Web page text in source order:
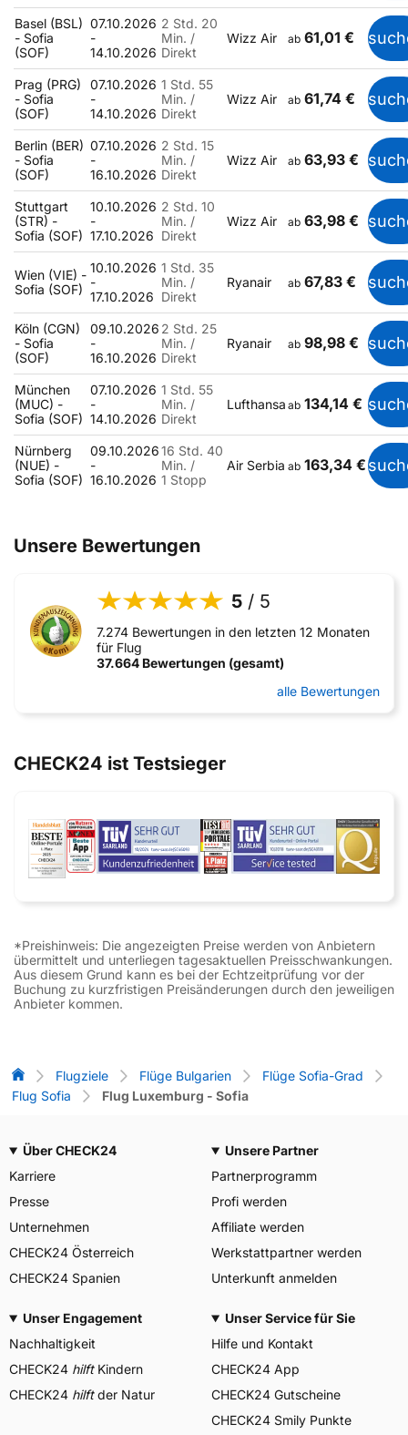
Basel (BSL)
- Sofia
(SOF)
07.10.2026
-
14.10.2026
2 Std. 20
Min. /
Direkt
Wizz Air ab 61,01 €
Prag (PRG)
- Sofia
(SOF)
07.10.2026
-
14.10.2026
1 Std. 55
Min. /
Direkt
Wizz Air ab 61,74 €
Berlin (BER)
- Sofia
(SOF)
07.10.2026
-
16.10.2026
2 Std. 15
Min. /
Direkt
Wizz Air ab 63,93 €
Stuttgart
(STR) -
Sofia (SOF)
10.10.2026
-
17.10.2026
2 Std. 10
Min. /
Direkt
Wizz Air ab 63,98 €
Wien (VIE) -
Sofia (SOF)
10.10.2026
-
17.10.2026
1 Std. 35
Min. /
Direkt
Ryanair ab 67,83 €
Köln (CGN)
- Sofia
(SOF)
09.10.2026
-
16.10.2026
2 Std. 25
Min. /
Direkt
Ryanair ab 98,98 €
München
(MUC) -
Sofia (SOF)
07.10.2026
-
14.10.2026
1 Std. 55
Min. /
Direkt
Lufthansa ab 134,14 €
Nürnberg
(NUE) -
Sofia (SOF)
09.10.2026
-
16.10.2026
16 Std. 40
Min. /
1 Stopp
Air Serbia ab 163,34 €
Unsere Bewertungen
5 / 5
7.274 Bewertungen in den letzten 12 Monaten
für Flug
37.664 Bewertungen (gesamt)
alle Bewertungen
CHECK24 ist Testsieger
*Preishinweis: Die angezeigten Preise werden von Anbietern
übermittelt und unterliegen tagesaktuellen Preisschwankungen.
Aus diesem Grund kann es bei der Echtzeitprüfung vor der
Buchung zu kurzfristigen Preisänderungen durch den jeweiligen
Anbieter kommen.
Flug-Vergleich
Flugziele Flüge Bulgarien
Flüge Sofia-Grad
Flug Sofia
Flug Luxemburg - Sofia
Über CHECK24
Karriere
Presse
Unternehmen
CHECK24 Österreich
CHECK24 Spanien
Unsere Partner
Partnerprogramm
Profi werden
Affiliate werden
Werkstattpartner werden
Unterkunft anmelden
Unser Engagement
Nachhaltigkeit
CHECK24 hilftKindern
CHECK24 hilftder Natur
Unser Service für Sie
Hilfe und Kontakt
CHECK24 App
CHECK24 Gutscheine
CHECK24 Smily Punkte